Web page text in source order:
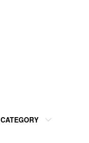
CATEGORY